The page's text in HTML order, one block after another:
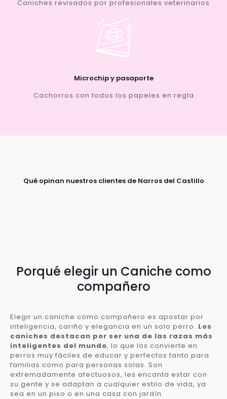
Caniches revisados por profesionales veterinarios
Microchip y pasaporte
Cachorros con todos los papeles en regla
Qué opinan nuestros clientes de Narros del Castillo
Porqué elegir un Caniche como
compañero
Elegir un caniche como compañero es apostar por
inteligencia, cariño y elegancia en un solo perro. Los
caniches destacan por ser una de las razas más
inteligentes del mundo, lo que los convierte en
perros muy fáciles de educar y perfectos tanto para
familias como para personas solas. Son
extremadamente afectuosos, les encanta estar con
su gente y se adaptan a cualquier estilo de vida, ya
sea en un piso o en una casa con jardín.